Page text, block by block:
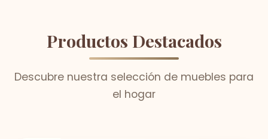
Productos Destacados
Descubre nuestra selección de muebles para
el hogar